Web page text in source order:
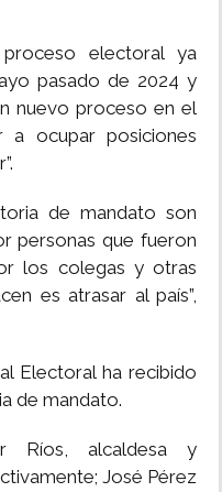
electoral ya
pasado de 2024 y
nuevo proceso en el
a ocupar posiciones
de mandato son
personas que fueron
los colegas y otras
es atrasar al país”,
Electoral ha recibido
de mandato.
Ríos, alcaldesa y
José Pérez